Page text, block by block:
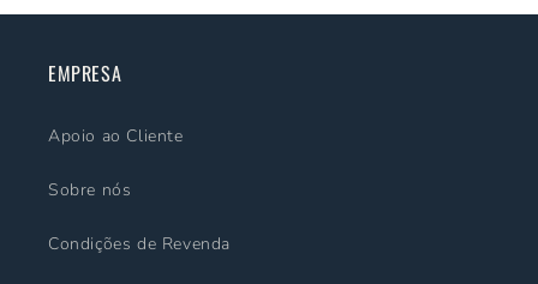
EMPRESA
Apoio ao Cliente
Sobre nós
Condições de Revenda